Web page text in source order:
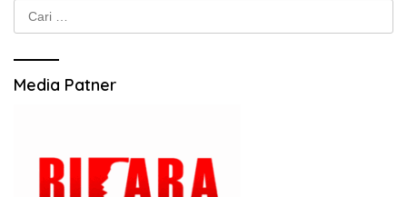
Cari
untuk:
Media Patner